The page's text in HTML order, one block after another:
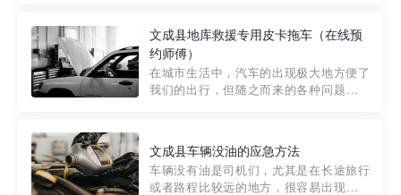
路救援拖车的收费标准是由当地交通管理
部门制定的。起步价通...
文成县地库救援专用皮卡拖车（在线预
约师傅）
在城市生活中，汽车的出现极大地方便了
我们的出行，但随之而来的各种问题也让
紧急情况下，我们需要一种高效可靠的救
援方式。而这时，地库救援专...
文成县车辆没油的应急方法
车辆没有油是司机们，尤其是在长途旅行
或者路程比较远的地方，很容易出现这种